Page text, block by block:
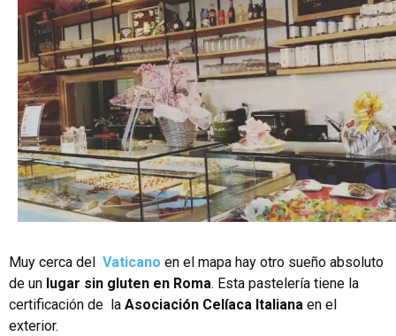
Muy cerca del Vaticano en el mapa hay otro sueño absoluto
de un lugar sin gluten en Roma. Esta pastelería tiene la
certificación de la Asociación Celíaca Italiana en el
exterior.